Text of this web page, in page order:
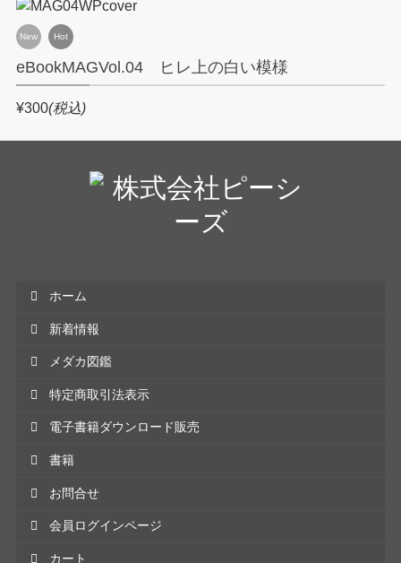
New Hot
eBookMAGVol.04 ヒレ上の白い模様
¥300(税込)
ホーム
新着情報
メダカ図鑑
特定商取引法表示
電子書籍ダウンロード販売
書籍
お問合せ
会員ログインページ
カート